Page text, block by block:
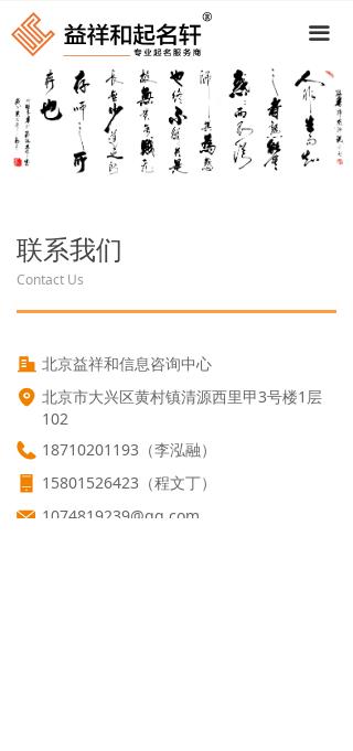
끀
北京益祥和信息咨询中心
北京市大兴区黄村镇清源西里甲3号楼1层
102
18710201193（李泓融）
15801526423（程文丁）
1074819239@qq.com
联系我们
Contact Us